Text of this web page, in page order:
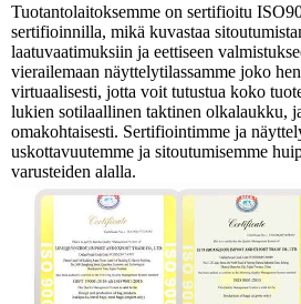
Tuotantolaitoksemme on sertifioitu
sertifioinnilla, mikä kuvastaa
laatuvaatimuksiin ja eettiseen
vierailemaan näyttelytilassamme joko
virtuaalisesti, jotta voit tutustua koko
lukien sotilaallinen taktinen olkalaukku,
omakohtaisesti. Sertifiointimme ja
uskottavuutemme ja sitoutumisemme
varusteiden alalla.